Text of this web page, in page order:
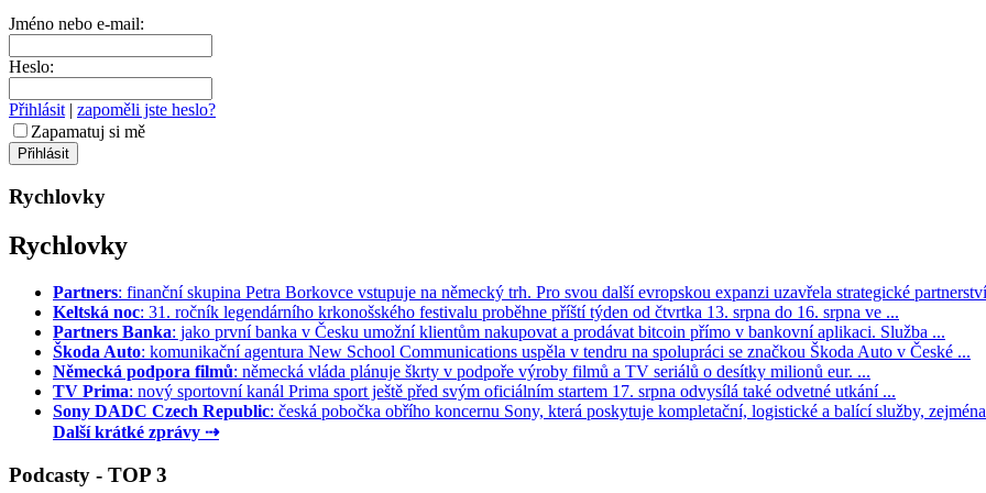
Jméno nebo e-mail:
Heslo:
Přihlásit | zapoměli jste heslo?
Zapamatuj si mě
Rychlovky
Rychlovky
Partners: finanční skupina Petra Borkovce vstupuje na německý trh. Pro svou další evropskou expanzi uzavřela strategické
Keltská noc: 31. ročník legendárního krkonošského festivalu proběhne příští týden od čtvrtka 13. srpna do 16. srpna ve ...
Partners Banka: jako první banka v Česku umožní klientům nakupovat a prodávat bitcoin přímo v bankovní aplikaci. Služba ...
Škoda Auto: komunikační agentura New School Communications uspěla v tendru na spolupráci se značkou Škoda Auto v České ...
Německá podpora filmů: německá vláda plánuje škrty v podpoře výroby filmů a TV seriálů o desítky milionů eur. ...
TV Prima: nový sportovní kanál Prima sport ještě před svým oficiálním startem 17. srpna odvysílá také odvetné utkání ...
Sony DADC Czech Republic: česká pobočka obřího koncernu Sony, která poskytuje kompletační, logistické a balící služby,
Další krátké zprávy ⇢
Podcasty - TOP 3